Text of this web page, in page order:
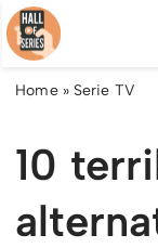
Vai
al
Home» Serie TV
10